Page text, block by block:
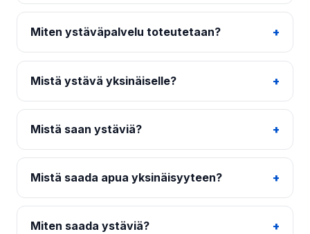
Miten ystäväpalvelu toteutetaan?
Mistä ystävä yksinäiselle?
Mistä saan ystäviä?
Mistä saada apua yksinäisyyteen?
Miten saada ystäviä?